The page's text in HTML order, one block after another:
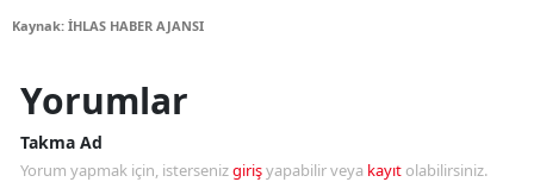
Kaynak: İHLAS HABER AJANSI
Yorumlar
Takma Ad
Yorum yapmak için, istersenizgirişyapabilir veya kayıt olabilirsiniz.